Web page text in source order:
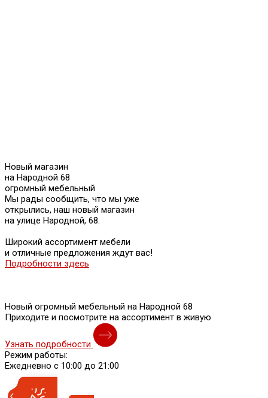
Новый магазин
на Народной 68
огромный мебельный
Мы рады сообщить, что мы уже
открылись, наш новый магазин
на улице Народной, 68.
Широкий ассортимент мебели
и отличные предложения ждут вас!
Подробности здесь
Новый огромный мебельный на Народной 68
Приходите и посмотрите на ассортимент в живую
Узнать подробности
Режим работы:
Ежедневно с 10:00 до 21:00